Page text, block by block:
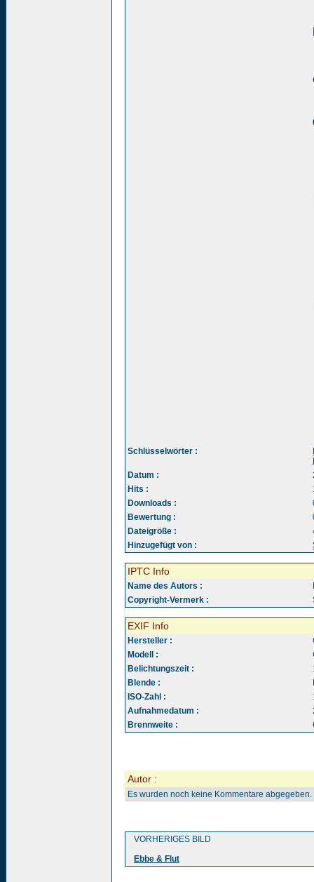
Schlüsselwörter :
Datum :
Hits :
Downloads :
Bewertung :
Dateigröße :
Hinzugefügt von :
IPTC Info
Name des Autors :
Copyright-Vermerk :
EXIF Info
Hersteller :
Modell :
Belichtungszeit :
Blende :
ISO-Zahl :
Aufnahmedatum :
Brennweite :
Autor :
Es wurden noch keine Kommentare abgegeben.
VORHERIGES BILD
Ebbe & Flut